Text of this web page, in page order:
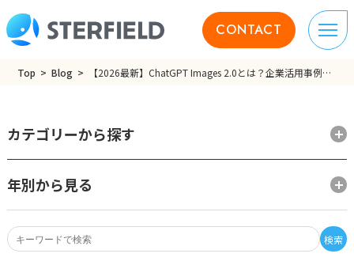
CONTACT
Top Blog 【2026最新】ChatGPT Images 2.0とは？企業活用事例と3つのリスク解説
検索
カテゴリーから探す
年別から見る